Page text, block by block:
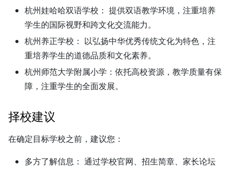
杭州娃哈哈双语学校： 提供双语教学环境，注重培养
学生的国际视野和跨文化交流能力。
杭州养正学校： 以弘扬中华优秀传统文化为特色，注
重培养学生的道德品质和文化素养。
杭州师范大学附属小学： 依托高校资源，教学质量有保
障，注重学生的全面发展。
择校建议
在确定目标学校之前，建议您：
多方了解信息： 通过学校官网、招生简章、家长论坛